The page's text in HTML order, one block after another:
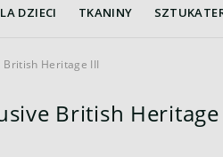
DZIECI TKANINY
British Heritage III
British